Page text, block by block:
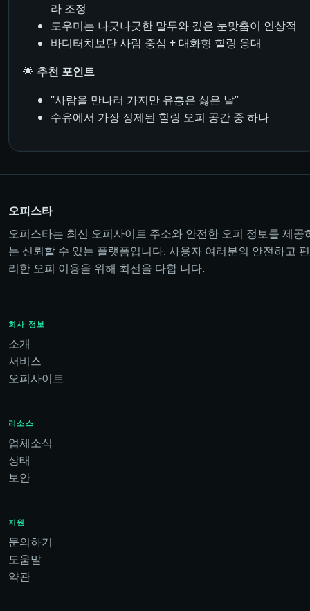
라 조정
도우미는 나긋나긋한 말투와 깊은 눈맞춤이 인상적
바디터치보단 사람 중심 + 대화형 힐링 응대
🌟 추천 포인트
“사람을 만나러 가지만 유흥은 싫은 날”
수유에서 가장 정제된 힐링 오피 공간 중 하나
오피스타
오피스타는 최신 오피사이트 주소와 안전한 오피 정보를 제공
는 신뢰할 수 있는 플랫폼입니다. 사용자 여러분의 안전하고 편
리한 오피 이용을 위해 최선을 다합 니다.
회사 정보
소개
서비스
오피사이트
리소스
업체소식
상태
보안
지원
문의하기
도움말
약관